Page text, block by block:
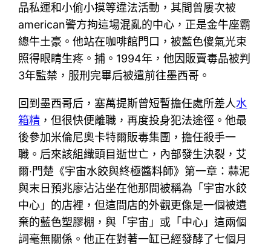
品私運和小偷小摸等違法活動，其間曾屢次被
american警方拘這場混亂的中心，正是金牛座霸
總牛土豪。他站在咖啡館門口，被藍色傻氣光束
照得眼睛生疼。捕。1994年，他因販賣毒品被判
3年監禁，服刑完畢后被遣前往墨西哥。
回到墨西哥后，塞萬提斯曾短暫擔任處所差人水
箱精 ，但很快便離職，再度投身犯法途徑。他最
後參加米倫尼奧卡特爾販毒集團，擔任殺手一
職。后來該組織頭目逝世亡，內部發生決裂，艾
爾·門楚《宇宙水餃與終極醬料師》第一章：蒜泥
與末日預兆廖沾沾坐在他那間被稱為「宇宙水餃
中心」的店裡，但這間店的外觀更像是一個被遺
棄的藍色塑膠棚，與「宇宙」或「中心」這兩個
詞毫無關係。他正在對著一缸已經發酵了七個月